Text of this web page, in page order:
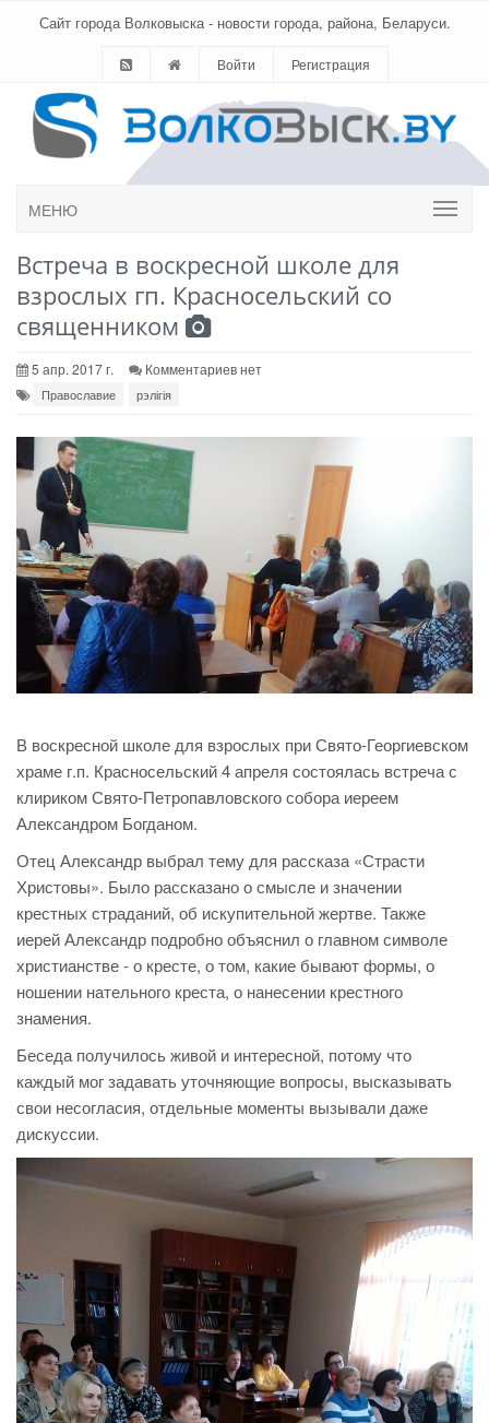
Сайт города Волковыска - новости города, района, Беларуси.
Войти Регистрация
МЕНЮ
Встреча в воскресной школе для
взрослых гп. Красносельский со
священником
5 апр. 2017 г. Комментариев нет
Православие рэлігія
В воскресной школе для взрослых при Свято-Георгиевском
храме г.п. Красносельский 4 апреля состоялась встреча с
клириком Свято-Петропавловского собора иереем
Александром Богданом.
Отец Александр выбрал тему для рассказа «Страсти
Христовы». Было рассказано о смысле и значении
крестных страданий, об искупительной жертве. Также
иерей Александр подробно объяснил о главном символе
христианстве - о кресте, о том, какие бывают формы, о
ношении нательного креста, о нанесении крестного
знамения.
Беседа получилось живой и интересной, потому что
каждый мог задавать уточняющие вопросы, высказывать
свои несогласия, отдельные моменты вызывали даже
дискуссии.